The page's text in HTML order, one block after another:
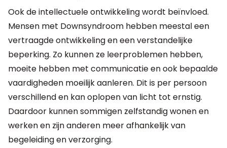
Ook de intellectuele ontwikkeling wordt beïnvloed.
Mensen met Downsyndroom hebben meestal een
vertraagde ontwikkeling en een verstandelijke
beperking. Zo kunnen ze leerproblemen hebben,
moeite hebben met communicatie en ook bepaalde
vaardigheden moeilijk aanleren. Dit is per persoon
verschillend en kan oplopen van licht tot ernstig.
Daardoor kunnen sommigen zelfstandig wonen en
werken en zijn anderen meer afhankelijk van
begeleiding en verzorging.